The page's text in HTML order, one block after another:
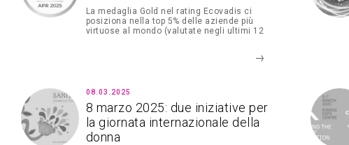
La medaglia Gold nel rating Ecovadis ci
posiziona nella top 5% delle aziende più
virtuose al mondo (valutate negli ultimi 12
08.03.2025
8 marzo 2025: due iniziative per
la giornata internazionale della
donna